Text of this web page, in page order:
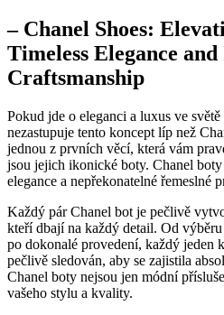
– Chanel‌ Shoes:
Timeless‍ Elegance‌
Craftsmanship
Pokud jde o eleganci a luxus ​ve
⁤nezastupuje⁤ tento koncept líp než
jednou ​z prvních ⁣věcí,⁢ která vám
jsou jejich​ ikonické boty.⁢ Chanel
‌elegance ‌a nepřekonatelné řemeslné
Každý pár Chanel bot⁢ je⁢ pečlivě
kteří dbají na každý detail. Od
po dokonalé provedení, každý jeden
pečlivě sledován, aby ⁣se zajistila
Chanel boty nejsou‍ jen módní
vašeho stylu a kvality.